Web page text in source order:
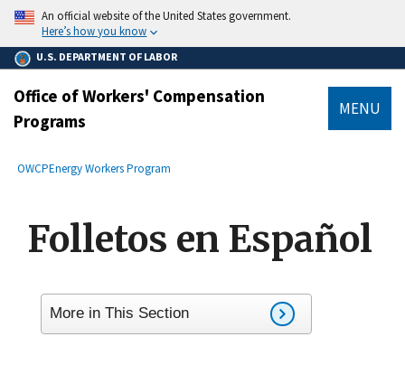
main
content
An official website of the United States government.
Here’s how you know
U.S. DEPARTMENT OF LABOR
Office of Workers' Compensation
Programs
MENU
Breadcrumb
OWCPEnergy Workers Program
Folletos en Español
More in This Section